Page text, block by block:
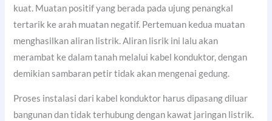
kuat. Muatan positif yang berada pada ujung penangkal
tertarik ke arah muatan negatif. Pertemuan kedua muatan
menghasilkan aliran listrik. Aliran lisrik ini lalu akan
merambat ke dalam tanah melalui kabel konduktor, dengan
demikian sambaran petir tidak akan mengenai gedung.
Proses instalasi dari kabel konduktor harus dipasang diluar
bangunan dan tidak terhubung dengan kawat jaringan listrik.